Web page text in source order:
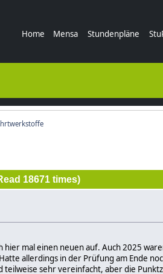
Home Mensa Stundenpläne
18671 times)
mal einen neuen auf. Auch 2025
allerdings in der Prüfung am Ende
sehr vereinfacht, aber die